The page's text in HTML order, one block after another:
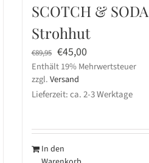
SCOTCH & SODA
Strohhut
€89,95 Ursprünglicher
Preis
war:
€89,95
€45,00Aktueller
Preis
€45,00.
Enthält 19% Mehrwertsteuer
zzgl.Versand
Lieferzeit: ca. 2-3 Werktage
In den